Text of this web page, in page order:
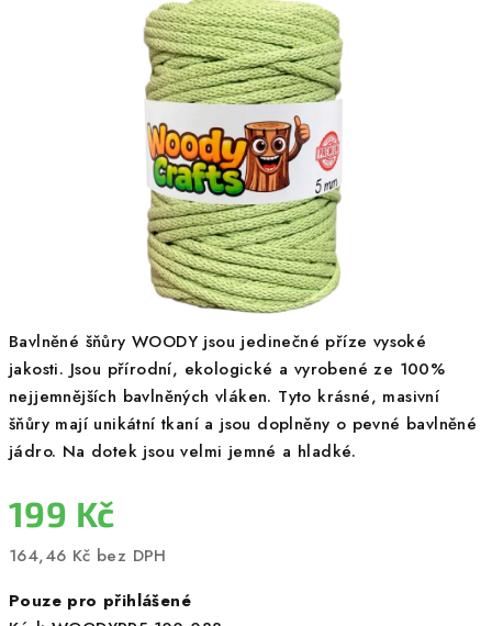
Bavlněné šňůry WOODY jsou jedinečné příze vysoké
jakosti. Jsou přírodní, ekologické a vyrobené ze 100%
nejjemnějších bavlněných vláken. Tyto krásné, masivní
šňůry mají unikátní tkaní a jsou doplněny o pevné bavlněné
jádro. Na dotek jsou velmi jemné a hladké.
199 Kč
164,46 Kč bez DPH
cena:
Pouze pro přihlášené